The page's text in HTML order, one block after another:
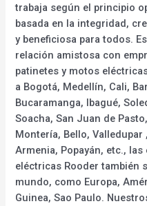
trabaja según el principio
basada en la integridad,
y beneficiosa para todos.
relación amistosa con
patinetes y motos
a Bogotá, Medellín, Cali,
Bucaramanga, Ibagué,
Soacha, San Juan de
Montería, Bello, Valledupar
Armenia, Popayán, etc.,
eléctricas Rooder también
mundo, como Europa,
Guinea, Sao Paulo.